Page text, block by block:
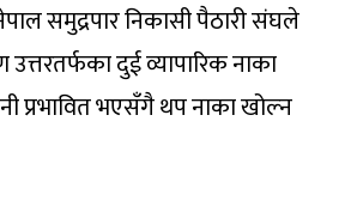
समुद्रपार निकासी पैठारी संघले
उत्तरतर्फका दुई व्यापारिक नाका
प्रभावित भएसँगै थप नाका खोल्न